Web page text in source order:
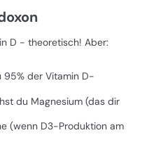
D - theoretisch! Aber:
95% der Vitamin D-
du Magnesium (das dir
(wenn D3-Produktion am